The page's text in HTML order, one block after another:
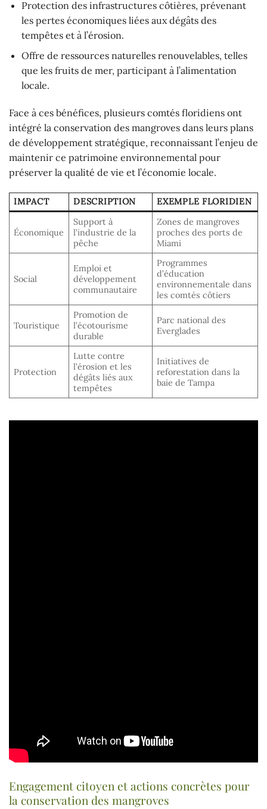
Protection des infrastructures côtières, prévenant
les pertes économiques liées aux dégâts des
tempêtes et à l’érosion.
Offre de ressources naturelles renouvelables, telles
que les fruits de mer, participant à l’alimentation
locale.
Face à ces bénéfices, plusieurs comtés floridiens ont
intégré la conservation des mangroves dans leurs plans
de développement stratégique, reconnaissant l’enjeu de
maintenir ce patrimoine environnemental pour
préserver la qualité de vie et l’économie locale.
IMPACT DESCRIPTION EXEMPLE FLORIDIEN
Économique
Support à
l’industrie de la
pêche
Zones de mangroves
proches des ports de
Miami
Social
Emploi et
développement
communautaire
Programmes
d’éducation
environnementale dans
les comtés côtiers
Touristique
Promotion de
l’écotourisme
durable
Parc national des
Everglades
Protection
Lutte contre
l’érosion et les
dégâts liés aux
tempêtes
Initiatives de
reforestation dans la
baie de Tampa
Engagement citoyen et actions concrètes pour
la conservation des mangroves